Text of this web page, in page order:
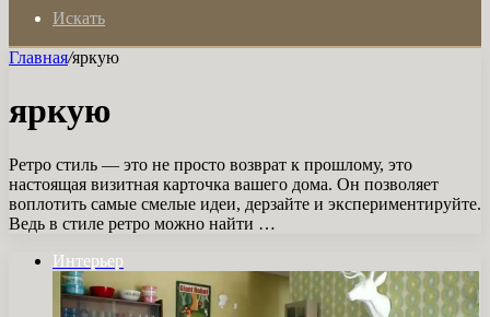
Искать
Главная/яркую
яркую
Ретро стиль — это не просто возврат к прошлому, это
настоящая визитная карточка вашего дома. Он позволяет
воплотить самые смелые идеи, дерзайте и экспериментируйте.
Ведь в стиле ретро можно найти …
Интерьер